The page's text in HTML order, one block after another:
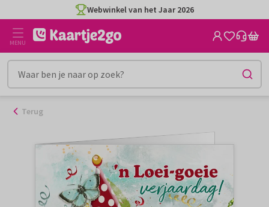
naar
inhoud
Webwinkel van het Jaar 2026
MENU
Terug